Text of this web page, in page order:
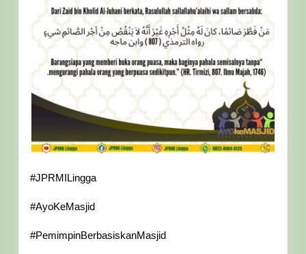
#JPRMILingga
#AyoKeMasjid
#PemimpinBerbasiskanMasjid